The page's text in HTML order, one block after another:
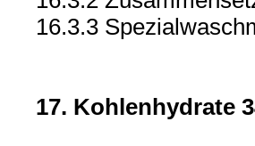
16.3.3
17. Kohlenhydrate